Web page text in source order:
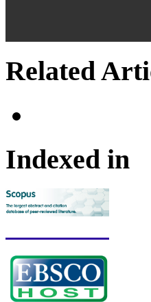
Related
Indexed in